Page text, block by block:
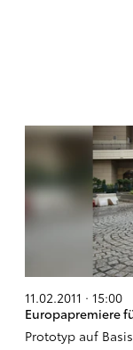
11.02.2011 · 15:00
Europapremiere
Prototyp auf